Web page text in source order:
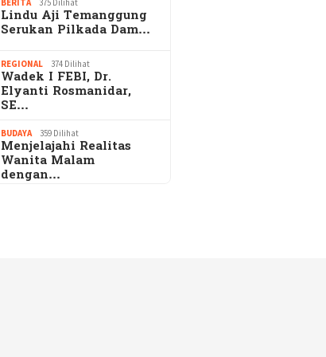
BERITA 375 Dilihat
Lindu Aji Temanggung
Serukan Pilkada Dam…
REGIONAL 374 Dilihat
Wadek I FEBI, Dr.
Elyanti Rosmanidar,
SE…
BUDAYA 359 Dilihat
Menjelajahi Realitas
Wanita Malam
dengan…